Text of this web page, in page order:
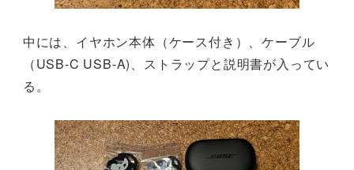
中には、イヤホン本体（ケース付き）、ケーブル
（USB-C USB-A)、ストラップと説明書が入ってい
る。